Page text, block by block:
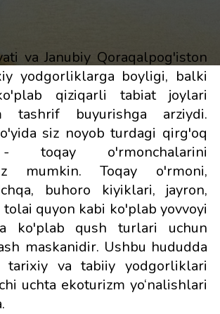
va Janubiy Qoraqalpog'iston
yodgorliklarga boyligi, balki
qiziqarli tabiat joylari
tashrif buyurishga arziydi.
siz noyob turdagi qirg'oq
toqay o'rmonchalarini
mumkin. Toqay o'rmoni,
buhoro kiyiklari, jayron,
quyon kabi ko'plab yovvoyi
ko'plab qush turlari uchun
maskanidir. Ushbu hududda
tarixiy va tabiiy yodgorliklari
uchta ekoturizm yo‘nalishlari